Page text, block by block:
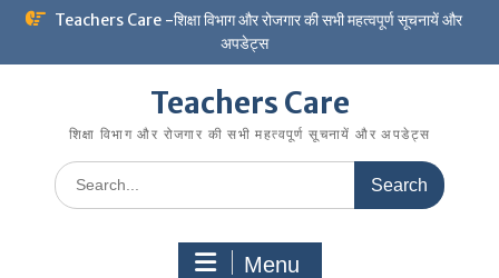
Skip
Teachers Care -शिक्षा विभाग और रोजगार की सभी महत्वपूर्ण सूचनायें और
अपडेट्स
Teachers Care
शिक्षा विभाग और रोजगार की सभी महत्वपूर्ण सूचनायें और अपडेट्स
Search
for:
Menu